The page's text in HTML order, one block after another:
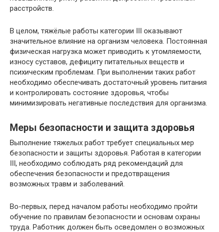
расстройств.
В целом, тяжёлые работы категории III оказывают
значительное влияние на организм человека. Постоянная
физическая нагрузка может приводить к утомляемости,
износу суставов, дефициту питательных веществ и
психическим проблемам. При выполнении таких работ
необходимо обеспечивать достаточный уровень питания
и контролировать состояние здоровья, чтобы
минимизировать негативные последствия для организма.
Меры безопасности и защита здоровья
Выполнение тяжелых работ требует специальных мер
безопасности и защиты здоровья. Работая в категории
III, необходимо соблюдать ряд рекомендаций для
обеспечения безопасности и предотвращения
возможных травм и заболеваний.
Во-первых, перед началом работы необходимо пройти
обучение по правилам безопасности и основам охраны
труда. Работник должен быть осведомлен о возможных